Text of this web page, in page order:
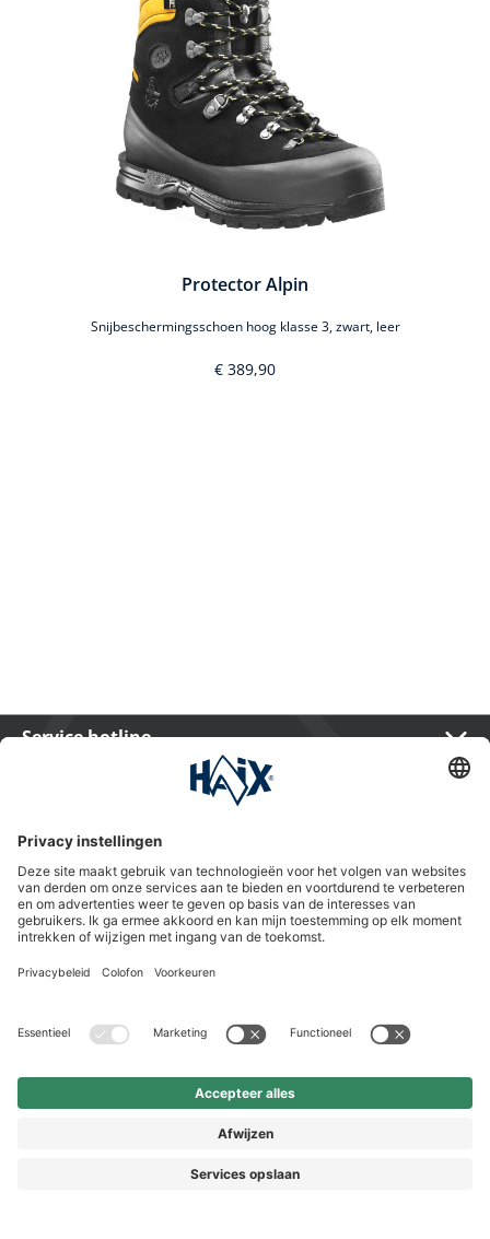
Protector Alpin
Snijbeschermingsschoen hoog klasse 3, zwart, leer
€ 389,90
winkelmandje
Service hotline
HAIX Group
Shop Service
Nieuwsbrief
Volg ons
Vorkasse
© 2026 HAIX GROUP